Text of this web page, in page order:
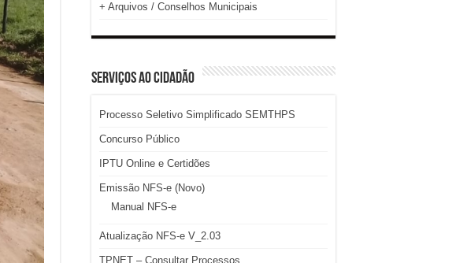
+ Arquivos / Conselhos Municipais
SERVIÇOS AO CIDADÃO
Processo Seletivo Simplificado SEMTHPS
Concurso Público
IPTU Online e Certidões
Emissão NFS-e (Novo)
Manual NFS-e
Atualização NFS-e V_2.03
TPNET – Consultar Processos